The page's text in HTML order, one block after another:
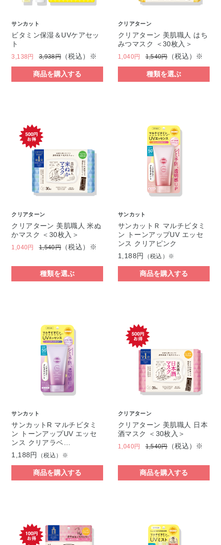
サンカット
ビタミン保湿＆UVケアセッ
ト
3,138円 3,938円 （税込）※
商品を購入する
クリアターン
クリアターン 美肌職人 はち
みつマスク ＜30枚入＞
1,040円 1,540円（税込）※
種類を選ぶ
クリアターン
クリアターン 美肌職人 米ぬ
かマスク ＜30枚入＞
1,040円 1,540円 （税込）※
種類を選ぶ
サンカット
サンカットＲ マルチビタミ
ン トーンアップUV エッセ
ンス クリアピンク
1,188円
（税込）※
商品を購入する
サンカット
サンカットR マルチビタミ
ン トーンアップUV エッセ
ンス クリアラベ…
1,188円
（税込）※
商品を購入する
クリアターン
クリアターン 美肌職人 日本
酒マスク ＜30枚入＞
1,040円 1,540円（税込）※
商品を購入する